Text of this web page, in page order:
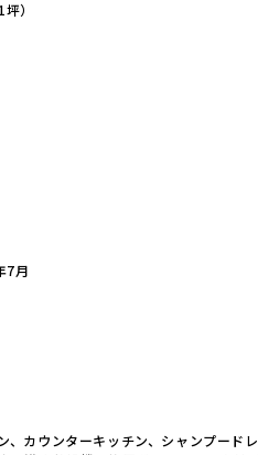
）
7月
、カウンターキッチン、シャンプードレ